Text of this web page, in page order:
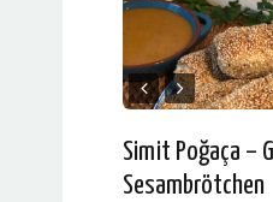
Simit Poğaça –
Sesambrötchen